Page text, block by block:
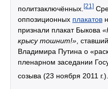
политзаключённых. [21]
оппозиционных плакатов
признали плакат Быкова
крысу тошнит!» ,
Владимира Путина о
пленарном заседании
созыва (23 ноября 2011 г.).